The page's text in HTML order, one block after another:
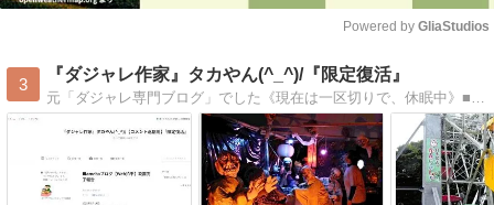
Powered by GliaStudios
3
『ダジャレ作家』タカやん(^_^)/『限定復活』
元「ダジャレ専門ブログ」でした《現在は一区切りで、休眠中》■時事情報・近況報告等、ダジャレ交えて更新するかもしれません■個人的な【備忘録】として利用します(*´∇`)ﾉ ﾖﾛｼｸﾈ〜♪